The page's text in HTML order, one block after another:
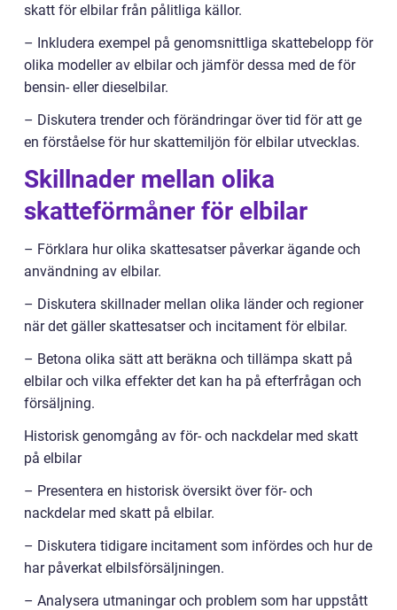
skatt för elbilar från pålitliga källor.
– Inkludera exempel på genomsnittliga skattebelopp för
olika modeller av elbilar och jämför dessa med de för
bensin- eller dieselbilar.
– Diskutera trender och förändringar över tid för att ge
en förståelse för hur skattemiljön för elbilar utvecklas.
Skillnader mellan olika
skatteförmåner för elbilar
– Förklara hur olika skattesatser påverkar ägande och
användning av elbilar.
– Diskutera skillnader mellan olika länder och regioner
när det gäller skattesatser och incitament för elbilar.
– Betona olika sätt att beräkna och tillämpa skatt på
elbilar och vilka effekter det kan ha på efterfrågan och
försäljning.
Historisk genomgång av för- och nackdelar med skatt
på elbilar
– Presentera en historisk översikt över för- och
nackdelar med skatt på elbilar.
– Diskutera tidigare incitament som infördes och hur de
har påverkat elbilsförsäljningen.
– Analysera utmaningar och problem som har uppstått